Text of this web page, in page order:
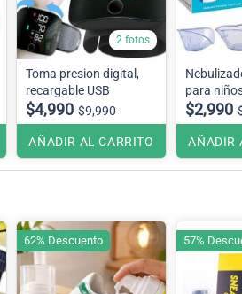
2 fotos
Toma presion digital,
recargable USB
$4,990 $9,990
AÑADIR AL CARRITO
para
$2,990
AÑADIR
62% Descuento 57%